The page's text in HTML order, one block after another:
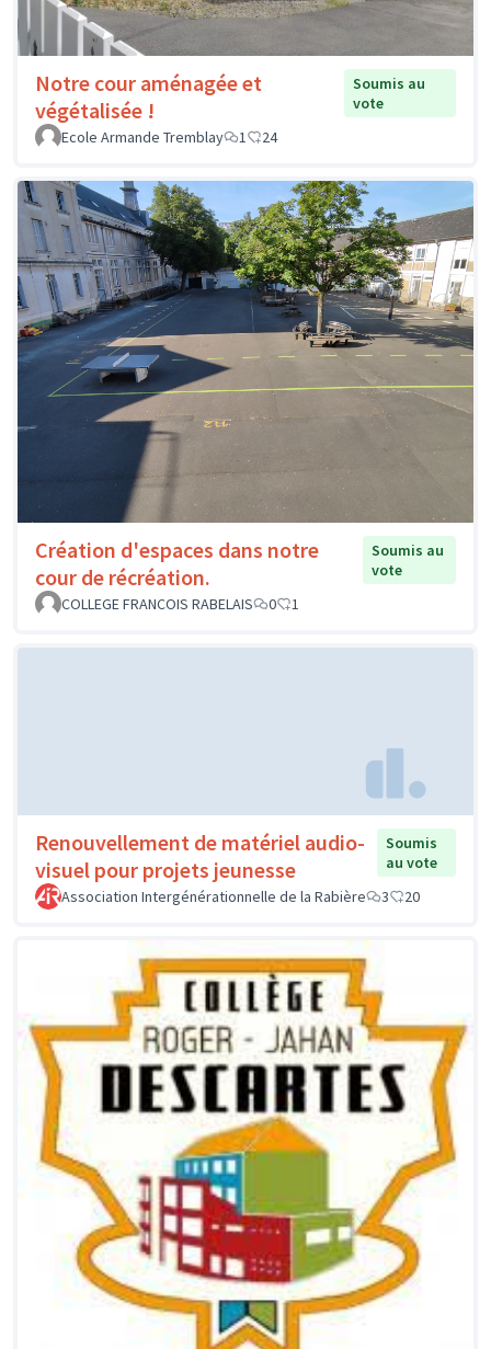
Notre cour aménagée et
végétalisée !
Soumis au
vote
Ecole Armande Tremblay
1 24
Création d'espaces dans notre
cour de récréation.
Soumis au
vote
COLLEGE FRANCOIS RABELAIS
0 1
Renouvellement de matériel audio-
visuel pour projets jeunesse
Soumis
au vote
Association Intergénérationnelle de la Rabière
3 20